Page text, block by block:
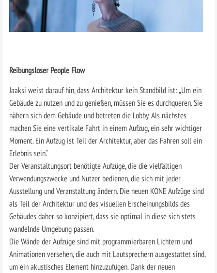
Reibungsloser People Flow
Jaaksi weist darauf hin, dass Architektur kein Standbild ist: „Um ein
Gebäude zu nutzen und zu genießen, müssen Sie es durchqueren. Sie
nähern sich dem Gebäude und betreten die Lobby. Als nächstes
machen Sie eine vertikale Fahrt in einem Aufzug, ein sehr wichtiger
Moment. Ein Aufzug ist Teil der Architektur, aber das Fahren soll ein
Erlebnis sein.“
Der Veranstaltungsort benötigte Aufzüge, die die vielfältigen
Verwendungszwecke und Nutzer bedienen, die sich mit jeder
Ausstellung und Veranstaltung ändern. Die neuen KONE Aufzüge sind
als Teil der Architektur und des visuellen Erscheinungsbilds des
Gebäudes daher so konzipiert, dass sie optimal in diese sich stets
wandelnde Umgebung passen.
Die Wände der Aufzüge sind mit programmierbaren Lichtern und
Animationen versehen, die auch mit Lautsprechern ausgestattet sind,
um ein akustisches Element hinzuzufügen. Dank der neuen